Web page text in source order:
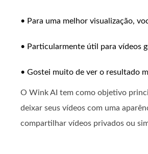
• Para uma melhor visualização,
• Particularmente útil para vídeos
• Gostei muito de ver o resultado
O Wink AI tem como objetivo
deixar seus vídeos com uma
compartilhar vídeos privados ou